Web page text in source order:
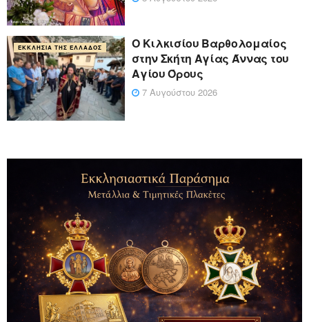
ΕΚΚΛΗΣΊΑ ΤΗΣ ΕΛΛΆΔΟΣ
Ο Κιλκισίου Βαρθολομαίος
στην Σκήτη Αγίας Άννας του
Αγίου Όρους
7 Αυγούστου 2026